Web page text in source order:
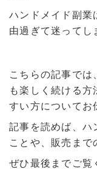
ハンドメイド副業
由過ぎて迷ってし
こちらの記事では
も楽しく続ける
すい方についてお
記事を読めば、ハ
ことや、販売まで
ぜひ最後までご覧